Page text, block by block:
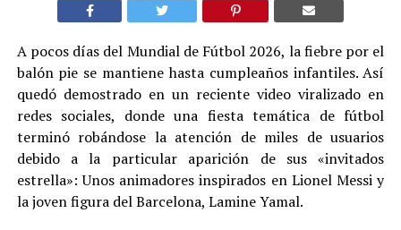
A pocos días del Mundial de Fútbol 2026, la fiebre por el
balón pie se mantiene hasta cumpleaños infantiles. Así
quedó demostrado en un reciente video viralizado en
redes sociales, donde una fiesta temática de fútbol
terminó robándose la atención de miles de usuarios
debido a la particular aparición de sus «invitados
estrella»: Unos animadores inspirados en Lionel Messi y
la joven figura del Barcelona, Lamine Yamal.